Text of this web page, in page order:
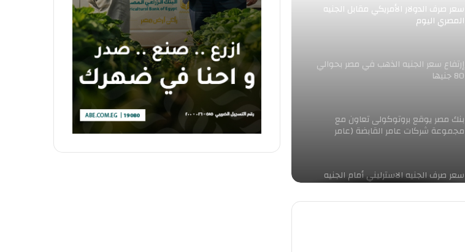
سعر صرف الدولار الأمريكي مقابل الجنيه
المصري اليوم
إرتفاع سعر الجنيه الذهب في مصر بحوالي
80 جنيها
بنك مصر يوقع بروتوكولى تعاون مع
مجموعة شركات عامر القابضة (عامر
سعر صرف الجنيه الاسترليني أمام الجنيه
المصري اليوم